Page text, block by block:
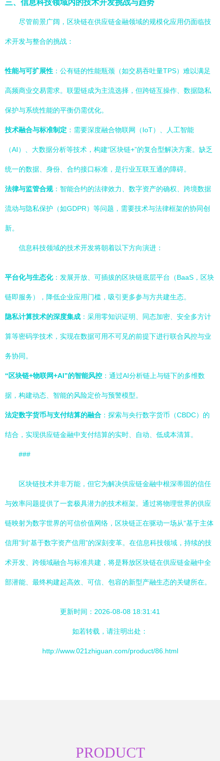
三、信息科技领域内的技术开发挑战与趋势
尽管前景广阔，区块链在供应链金融领域的规模化应用仍面临技
术开发与整合的挑战：
性能与可扩展性 ：公有链的性能瓶颈（如交易吞吐量TPS）难以满足
高频商业交易需求。联盟链成为主流选择，但跨链互操作、数据隐私
保护与系统性能的平衡仍需优化。
技术融合与标准制定 ：需要深度融合物联网（IoT）、人工智能
（AI）、大数据分析等技术，构建“区块链+”的复合型解决方案。缺乏
统一的数据、身份、合约接口标准，是行业互联互通的障碍。
法律与监管合规：智能合约的法律效力、数字资产的确权、跨境数据
流动与隐私保护（如GDPR）等问题，需要技术与法律框架的协同创
新。
信息科技领域的技术开发将朝着以下方向演进：
平台化与生态化：发展开放、可插拔的区块链底层平台（BaaS，区块
链即服务），降低企业应用门槛，吸引更多参与方共建生态。
隐私计算技术的深度集成 ：采用零知识证明、同态加密、安全多方计
算等密码学技术，实现在数据可用不可见的前提下进行联合风控与业
务协同。
“区块链+物联网+AI”的智能风控 ：通过AI分析链上与链下的多维数
据，构建动态、智能的风险定价与预警模型。
法定数字货币与支付结算的融合 ：探索与央行数字货币（CBDC）的
结合，实现供应链金融中支付结算的实时、自动、低成本清算。
###
区块链技术并非万能，但它为解决供应链金融中根深蒂固的信任
与效率问题提供了一套极具潜力的技术框架。通过将物理世界的供应
链映射为数字世界的可信价值网络，区块链正在驱动一场从“基于主体
信用”到“基于数字资产信用”的深刻变革。在信息科技领域，持续的技
术开发、跨领域融合与标准共建，将是释放区块链在供应链金融中全
部潜能、最终构建起高效、可信、包容的新型产融生态的关键所在。
更新时间：2026-08-08 18:31:41
如若转载，请注明出处：
http://www.021zhiguan.com/product/86.html
PRODUCT